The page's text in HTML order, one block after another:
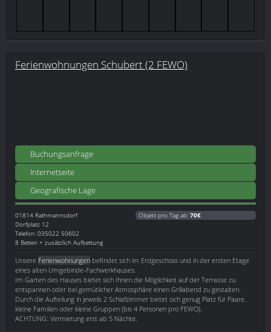
Ferienwohnungen Schubert (2 FEWO)
Buchungsanfrage
Internetseite
Geografische Lage
01814 Rathmannsdorf
Dorfplatz 12
Telefon: 035022 50602
8 Betten + zusätzlich Aufbettung
Objekt pro Tag ab: 70€
Unsere Ferienwohnungen befindet sich im Erdgeschoss und in der ersten Etage
eines alten Umgebinde-Fachwerkhauses.
Im Garten des Hauses bietet sich Ihnen die Möglichkeit auf der Terrasse zu
entspannen oder bei gemütlicher Atmosphäre einen Grillabend zu gestalten.
Durch die Aufteilung in jeweils 2 Schlafzimmer bietet sich genug Platz für Paare,
kleine Familien oder kleine Gruppen (bis 4 Personen pro FEWO).
ACHTUNG: Vermietung erst ab 5 Nächte.